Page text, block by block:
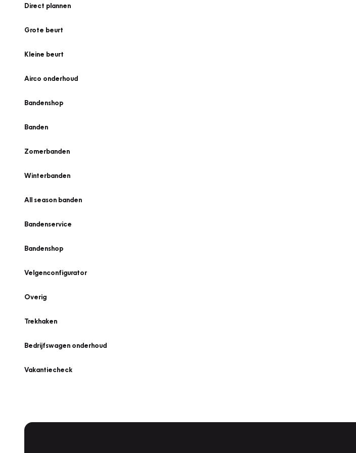
Direct plannen
Grote beurt
Kleine beurt
Airco onderhoud
Bandenshop
Banden
Zomerbanden
Winterbanden
All season banden
Bandenservice
Bandenshop
Velgenconfigurator
Overig
Trekhaken
Bedrijfswagen onderhoud
Vakantiecheck